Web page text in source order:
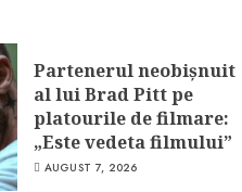
Partenerul neobișnuit
al lui Brad Pitt pe
platourile de filmare:
„Este vedeta filmului”
AUGUST 7, 2026